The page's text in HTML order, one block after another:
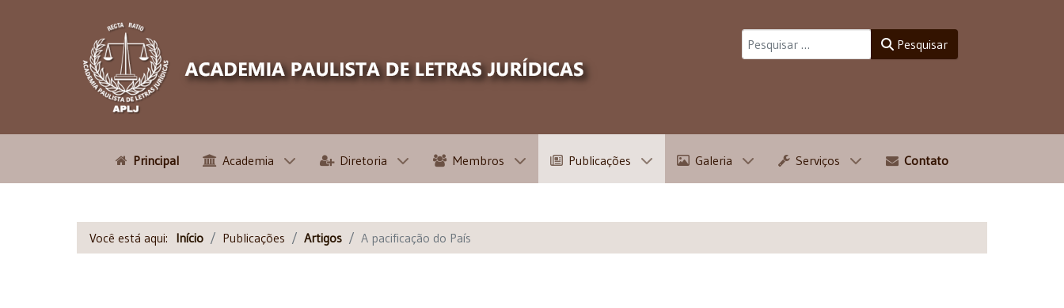
Pesquisar
Principal Academia Diretoria Membros Publicações Galeria Serviços Contato
Você está aqui: Início Publicações Artigos A pacificação do País